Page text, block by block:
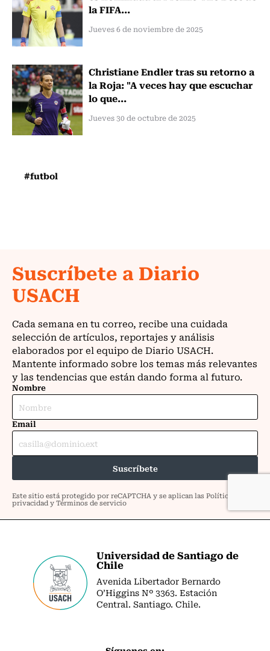
la FIFA...
Jueves 6 de noviembre de 2025
Christiane Endler tras su retorno a
la Roja: "A veces hay que escuchar
lo que...
Jueves 30 de octubre de 2025
#futbol
Universidad de Santiago de
Chile
Avenida Libertador Bernardo
O’Higgins Nº 3363. Estación
Central. Santiago. Chile.